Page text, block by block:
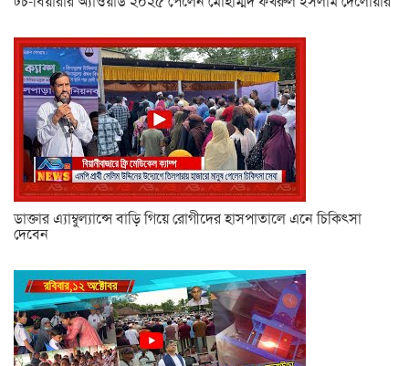
ডাক্তার এ্যাম্বুল্যান্সে বাড়ি গিয়ে রোগীদের হাসপাতালে এনে চিকিৎসা
দেবেন